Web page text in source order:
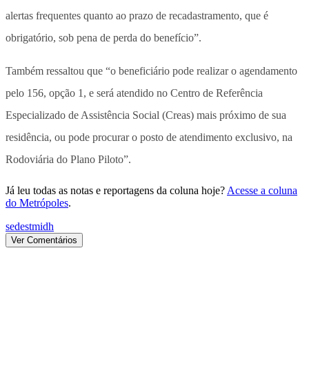
alertas frequentes quanto ao prazo de recadastramento, que é
obrigatório, sob pena de perda do benefício”.
Também ressaltou que “o beneficiário pode realizar o agendamento
pelo 156, opção 1, e será atendido no Centro de Referência
Especializado de Assistência Social (Creas) mais próximo de sua
residência, ou pode procurar o posto de atendimento exclusivo, na
Rodoviária do Plano Piloto”.
Já leu todas as notas e reportagens da coluna hoje? Acesse a coluna
do Metrópoles.
sedestmidh
Ver Comentários